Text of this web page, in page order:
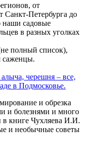
от
Санкт-Петербурга до
садовые
в разных уголках
полный список),
саженцы.
черешня – все,
в Подмосковье.
и обрезка
и болезнями и много
в книге Чухляева И.И.
и необычные советы